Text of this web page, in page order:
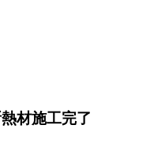
材施工完了